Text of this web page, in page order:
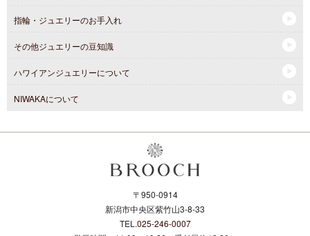
指輪・ジュエリーのお手入れ
その他ジュエリーの豆知識
ハワイアンジュエリーについて
NIWAKAについて
〒950-0914
新潟市中央区紫竹山3-8-33
TEL.025-246-0007